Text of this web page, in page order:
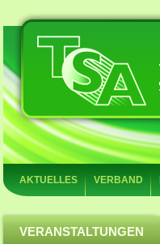
AKTUELLES VERBAND
VERANSTALTUNGEN